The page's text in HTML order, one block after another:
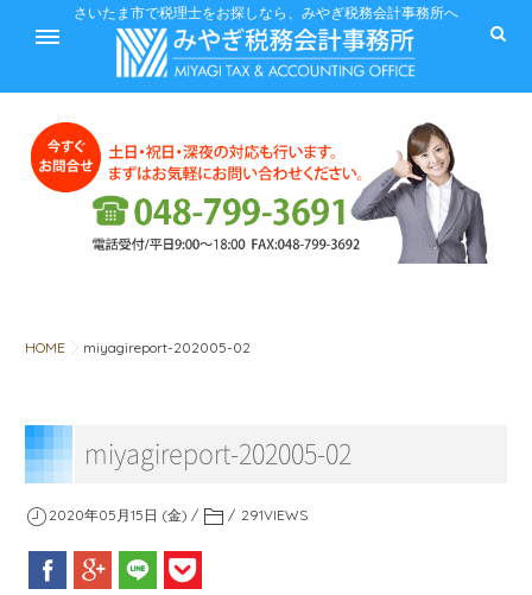
さいたま市で税理士をお探しなら、みやぎ税務会計事務所へ
ホーム
サービス
みやぎ税務会計事務所
HOME miyagireport-202005-02
miyagireport-202005-02
2020年05月15日 (金) 291VIEWS